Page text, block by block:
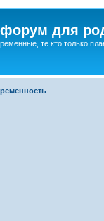
для
те кто только